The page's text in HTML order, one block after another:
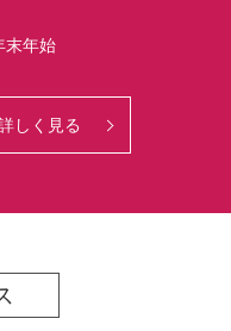
末年始
しく見る